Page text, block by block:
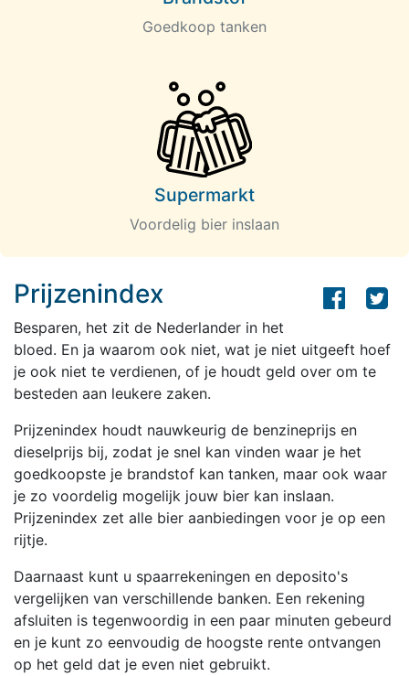
Goedkoop tanken
Supermarkt
Voordelig bier inslaan
Prijzenindex
Besparen, het zit de Nederlander in het
bloed. En ja waarom ook niet, wat je niet uitgeeft hoef
je ook niet te verdienen, of je houdt geld over om te
besteden aan leukere zaken.
Prijzenindex houdt nauwkeurig de benzineprijs en
dieselprijs bij, zodat je snel kan vinden waar je het
goedkoopste je brandstof kan tanken, maar ook waar
je zo voordelig mogelijk jouw bier kan inslaan.
Prijzenindex zet alle bier aanbiedingen voor je op een
rijtje.
Daarnaast kunt u spaarrekeningen en deposito's
vergelijken van verschillende banken. Een rekening
afsluiten is tegenwoordig in een paar minuten gebeurd
en je kunt zo eenvoudig de hoogste rente ontvangen
op het geld dat je even niet gebruikt.